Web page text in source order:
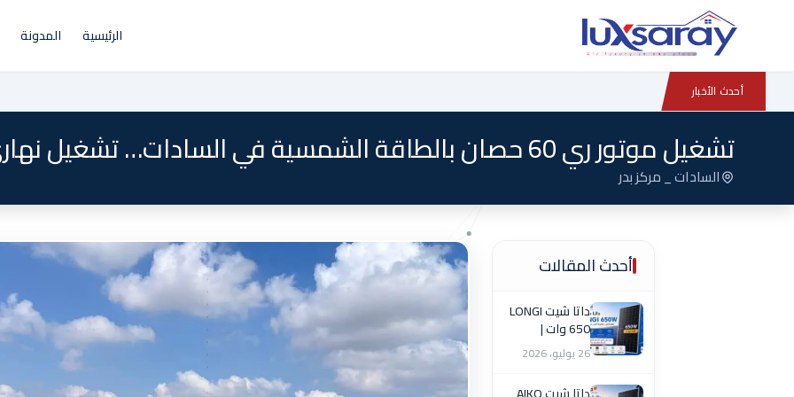
الرئيسية المدونة
أحدث الأخبار
تشغيل موتور ري 60 حصان بالطاقة الشمسية في السادات… تشغيل نهاري مستقر بدون سولار
السادات _ مركز بدر
أحدث المقالات
داتا شيت LONGI
650 وات |
المواصفات
الكاملة
26 يوليو، 2026